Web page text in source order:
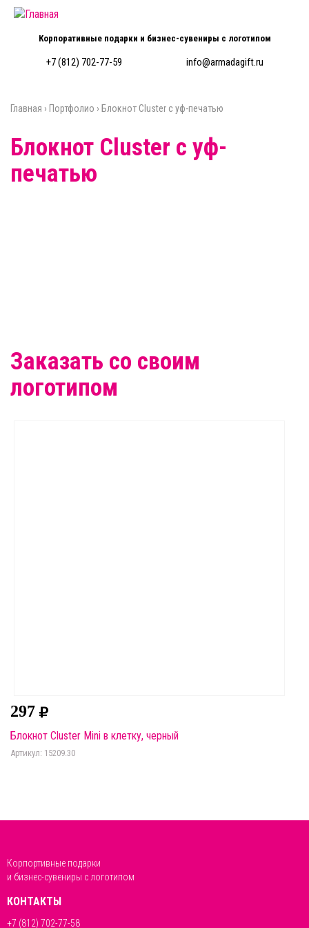
Перейти к основному содержанию
Корпоративные подарки и бизнес-сувениры с логотипом
+7 (812) 702-77-59 info@armadagift.ru
Вы здесь
Главная › Портфолио › Блокнот Cluster с уф-печатью
Блокнот Cluster с уф-
печатью
Заказать со своим
логотипом
297
Блокнот Cluster Mini в клетку, черный
Артикул: 15209.30
Корпортивные подарки
и бизнес-сувениры с логотипом
КОНТАКТЫ
+7 (812) 702-77-58